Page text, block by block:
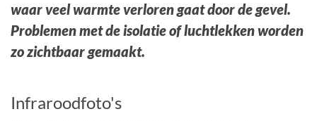
waar veel warmte verloren gaat door de gevel.
Problemen met de isolatie of luchtlekken worden
zo zichtbaar gemaakt.
Infraroodfoto's